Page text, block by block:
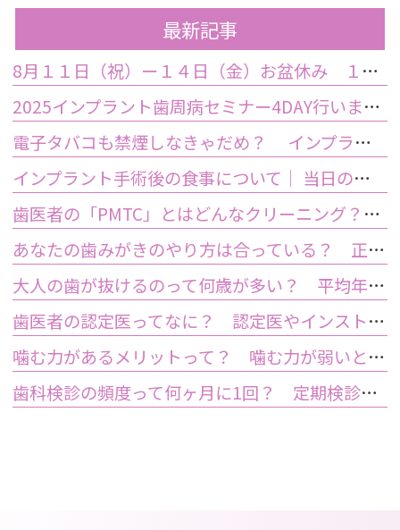
最新記事
8月１１日（祝）ー１４日（金）お盆休み １５日土曜日から診療しております
2025インプラント歯周病セミナー4DAY行いました
電子タバコも禁煙しなきゃだめ？ インプラント手術前後の喫煙が及ぼす影響とは？
インプラント手術後の食事について｜ 当日の注意点・いつから普通の食事ができる？
歯医者の「PMTC」とはどんなクリーニング？スケーリングとは何が違うの？
あなたの歯みがきのやり方は合っている？ 正しい歯みがき方法と間違った方法
大人の歯が抜けるのって何歳が多い？ 平均年齢と原因について
歯医者の認定医ってなに？ 認定医やインストラクターの資格を持つ歯医者のメリット
噛む力があるメリットって？ 噛む力が弱いとどうなるの？
歯科検診の頻度って何ヶ月に1回？ 定期検診って何するの？